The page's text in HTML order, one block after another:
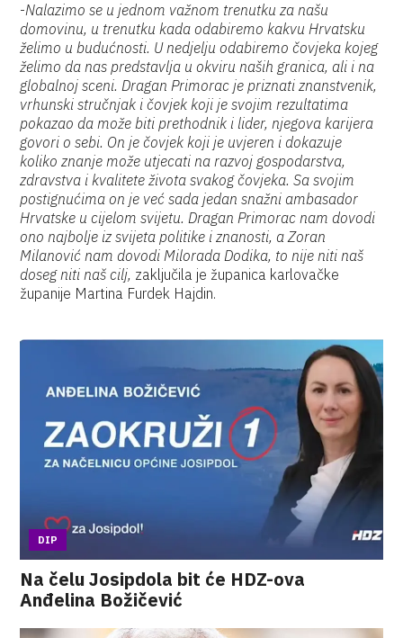
-Nalazimo se u jednom važnom trenutku za našu
domovinu, u trenutku kada odabiremo kakvu Hrvatsku
želimo u budućnosti. U nedjelju odabiremo čovjeka kojeg
želimo da nas predstavlja u okviru naših granica, ali i na
globalnoj sceni. Dragan Primorac je priznati znanstvenik,
vrhunski stručnjak i čovjek koji je svojim rezultatima
pokazao da može biti prethodnik i lider, njegova karijera
govori o sebi. On je čovjek koji je uvjeren i dokazuje
koliko znanje može utjecati na razvoj gospodarstva,
zdravstva i kvalitete života svakog čovjeka. Sa svojim
postignućima on je već sada jedan snažni ambasador
Hrvatske u cijelom svijetu. Dragan Primorac nam dovodi
ono najbolje iz svijeta politike i znanosti, a Zoran
Milanović nam dovodi Milorada Dodika, to nije niti naš
doseg niti naš cilj, zaključila je županica karlovačke
županije Martina Furdek Hajdin.
DIP
Na čelu Josipdola bit će HDZ-ova
Anđelina Božičević